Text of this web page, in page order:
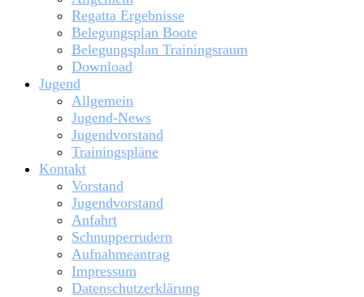
Regatta Ergebnisse
Belegungsplan Boote
Belegungsplan Trainingsraum
Download
Jugend
Allgemein
Jugend-News
Jugendvorstand
Trainingspläne
Kontakt
Vorstand
Jugendvorstand
Anfahrt
Schnupperrudern
Aufnahmeantrag
Impressum
Datenschutzerklärung